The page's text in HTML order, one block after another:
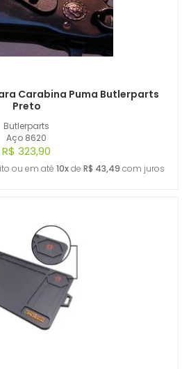
Butlerparts
Aço 8620
Carabina Puma Butlerparts
Preto
R$ 323,90
ou em até 10xde R$ 43,49 com juros